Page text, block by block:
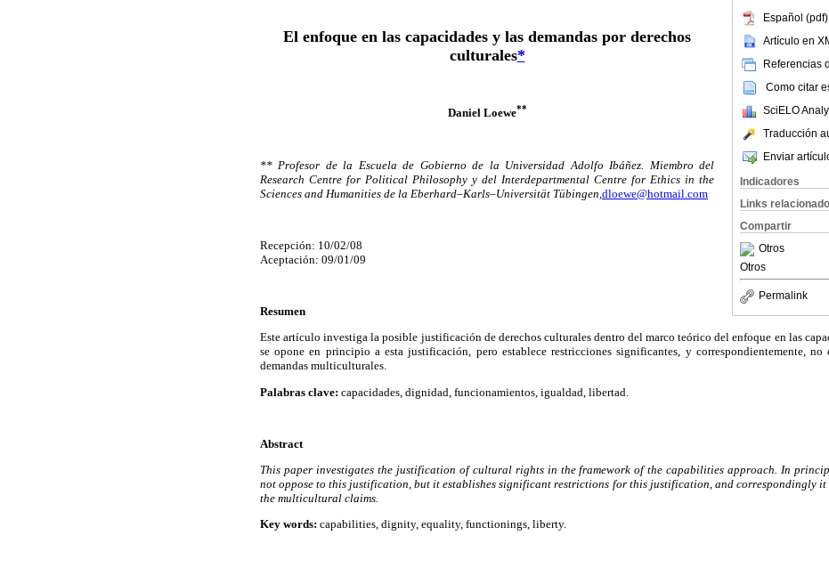
Español (pdf)
Artículo en
Referencias
Como citar
SciELO
Traducción
Enviar
Indicadores
Links
Compartir
Otros
Otros
Permalink
El enfoque en las capacidades y las demandas por derechos
culturales*
Daniel Loewe**
** Profesor de la Escuela de Gobierno de la Universidad Adolfo Ibáñez. Miembro del
Research Centre for Political Philosophy y del Interdepartmental Centre for Ethics in the
Sciences and Humanities de la Eberhard–Karls–Universität Tübingen, dloewe@hotmail.com
Recepción: 10/02/08
Aceptación: 09/01/09
Resumen
Este artículo investiga la posible justificación de derechos culturales dentro del marco teórico del enfoque en las
se opone en principio a esta justificación, pero establece restricciones significantes, y correspondientemente, no
demandas multiculturales.
Palabras clave: capacidades, dignidad, funcionamientos, igualdad, libertad.
Abstract
This paper investigates the justification of cultural rights in the framework of the capabilities approach. In
not oppose to this justification, but it establishes significant restrictions for this justification, and correspondingly it
the multicultural claims.
Key words: capabilities, dignity, equality, functionings, liberty.